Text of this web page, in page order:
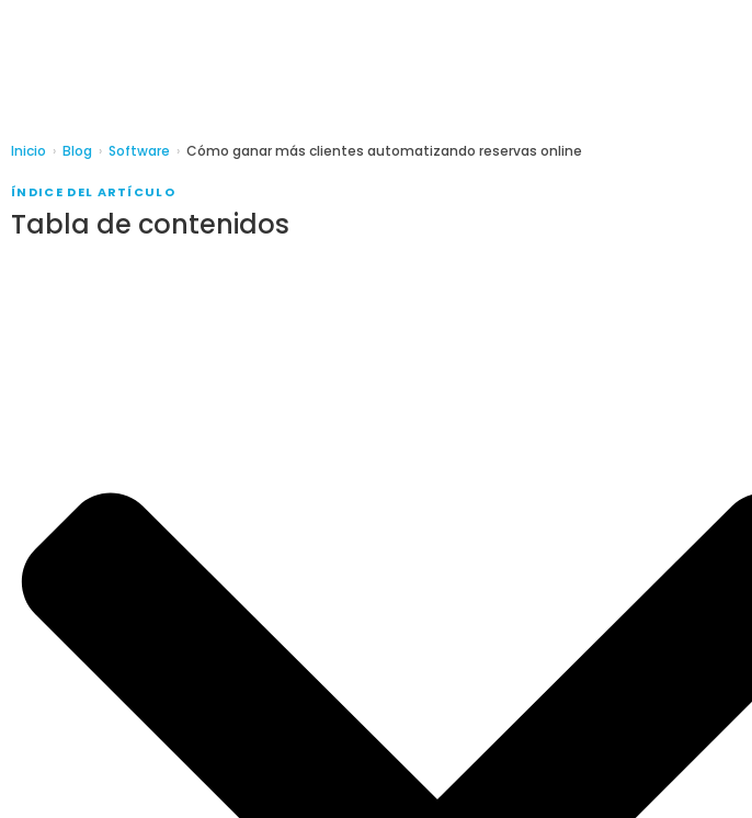
Inicio › Blog › Software › Cómo ganar más clientes automatizando reservas online
ÍNDICE DEL ARTÍCULO
Tabla de contenidos